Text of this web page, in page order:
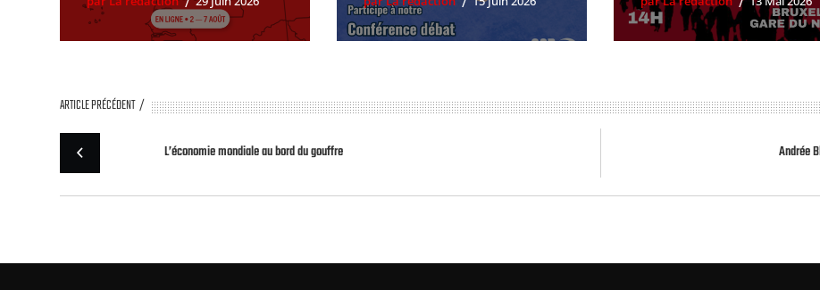
ARTICLE PRÉCÉDENT
L’économie mondiale au bord du gouffre Andrée